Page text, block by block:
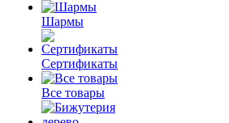
Шармы
Сертификаты
Все товары